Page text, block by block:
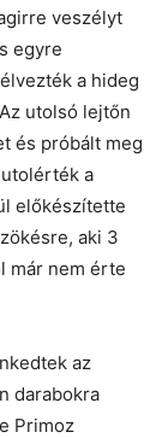
veszélyt
egyre
a hideg
utolsó lejtőn
és próbált meg
a
előkészítette
aki 3
már nem érte
az
darabokra
Primoz